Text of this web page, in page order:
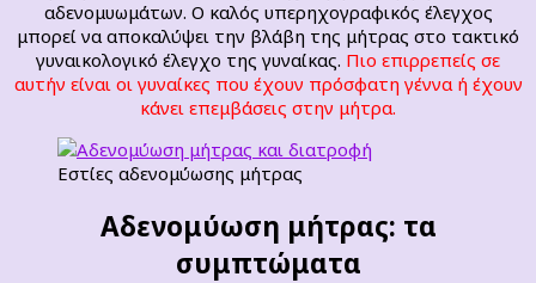
αδενομυωμάτων. Ο καλός υπερηχογραφικός έλεγχος
μπορεί να αποκαλύψει την βλάβη της μήτρας στο τακτικό
γυναικολογικό έλεγχο της γυναίκας. Πιο επιρρεπείς σε
αυτήν είναι οι γυναίκες που έχουν πρόσφατη γέννα ή έχουν
κάνει επεμβάσεις στην μήτρα.
Εστίες αδενομύωσης μήτρας
Αδενομύωση μήτρας: τα
συμπτώματα